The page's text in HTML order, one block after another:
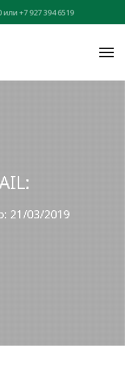
или +7 927 394 6519
21/03/2019